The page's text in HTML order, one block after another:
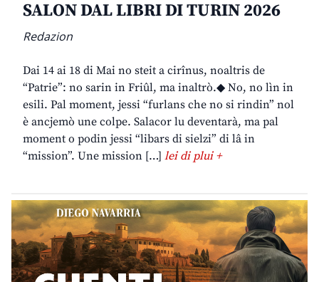
SALON DAL LIBRI DI TURIN 2026
Redazion
Dai 14 ai 18 di Mai no steit a cirînus, noaltris de
“Patrie”: no sarin in Friûl, ma inaltrò.◆ No, no lìn in
esili. Pal moment, jessi “furlans che no si rindin” nol
è ancjemò une colpe. Salacor lu deventarà, ma pal
moment o podin jessi “libars di sielzi” di lâ in
“mission”. Une mission […] lei di plui +